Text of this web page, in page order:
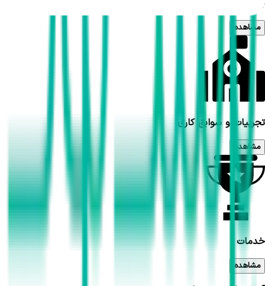
بیمه های تحت پوشش
مشاهده
تجربیات و سوابق کاری
مشاهده
خدمات
مشاهده